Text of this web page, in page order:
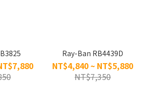
Ray-Ban RB4439D
NT$4,840 ~ NT$5,880
NT$7,350